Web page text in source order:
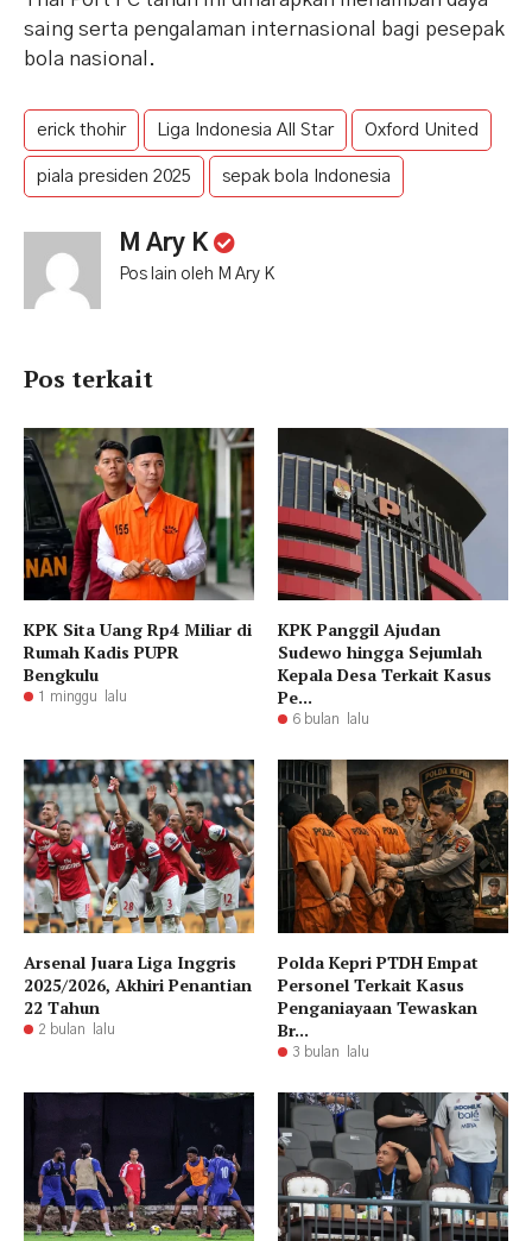
saing serta pengalaman internasional bagi pesepak
bola nasional.
erick thohir Liga Indonesia All Star Oxford United
piala presiden 2025 sepak bola Indonesia
M Ary K
Pos lain oleh M Ary K
Pos terkait
KPK Sita Uang Rp4 Miliar di
Rumah Kadis PUPR
Bengkulu
1 minggu lalu
KPK Panggil Ajudan
Sudewo hingga Sejumlah
Kepala Desa Terkait Kasus
Pe...
6 bulan lalu
Arsenal Juara Liga Inggris
2025/2026, Akhiri Penantian
22 Tahun
2 bulan lalu
Polda Kepri PTDH Empat
Personel Terkait Kasus
Penganiayaan Tewaskan
Br...
3 bulan lalu